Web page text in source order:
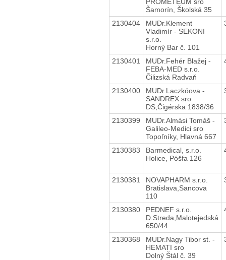
Šamorín, Školská 35
2130404
MUDr.Klement
Vladimír - SEKONI
s.r.o.
Horný Bar č. 101
2130401
MUDr.Fehér Blažej -
FEBA-MED s.r.o.
Čilizská Radvaň
2130400
MUDr.Laczkóova -
SANDREX sro
DS,Čigérska 1838/36
2130399
MUDr.Almási Tomáš -
Galileo-Medici sro
Topoľníky, Hlavná 667
2130383
Barmedical, s.r.o.
Holice, Póšfa 126
2130381
NOVAPHARM s.r.o.
Bratislava,Sancova
110
2130380
PEDNEF s.r.o.
D.Streda,Malotejedská
650/44
2130368
MUDr.Nagy Tibor st. -
HEMATI sro
Dolný Štál č. 39